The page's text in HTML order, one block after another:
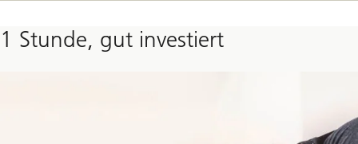
1 Stunde, gut investiert